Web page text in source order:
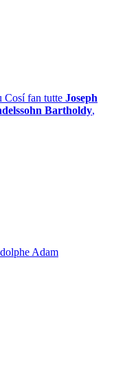
Cosí fan tutte Joseph
Bartholdy,
Adam